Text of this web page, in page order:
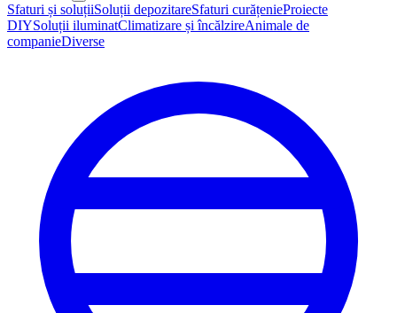
Sfaturi și soluțiiSoluții depozitareSfaturi curățenieProiecte
DIYSoluții iluminatClimatizare și încălzireAnimale de
companieDiverse